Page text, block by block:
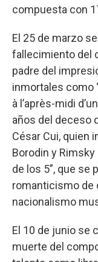
compuesta con
El 25 de marzo
fallecimiento del
padre del
inmortales como
à l’après-midi
años del deceso
César Cui, quien
Borodin y
de los 5”, que se
romanticismo de
nacionalismo
El 10 de junio se
muerte del